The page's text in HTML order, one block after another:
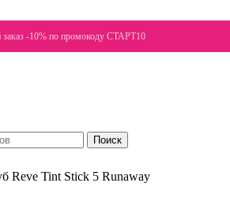
заказ -10% по промокоду СТАРТ10
Поиск
Reve Tint Stick 5 Runaway